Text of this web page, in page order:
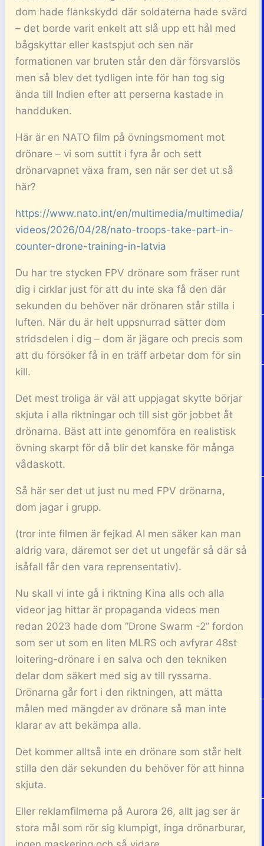
dom hade flankskydd där soldaterna hade svärd
– det borde varit enkelt att slå upp ett hål med
bågskyttar eller kastspjut och sen när
formationen var bruten står den där försvarslös
men så blev det tydligen inte för han tog sig
ända till Indien efter att perserna kastade in
handduken.
Här är en NATO film på övningsmoment mot
drönare – vi som suttit i fyra år och sett
drönarvapnet växa fram, sen när ser det ut så
här?
https://www.nato.int/en/multimedia/multimedia/
videos/2026/04/28/nato-troops-take-part-in-
counter-drone-training-in-latvia
Du har tre stycken FPV drönare som fräser runt
dig i cirklar just för att du inte ska få den där
sekunden du behöver när drönaren står stilla i
luften. När du är helt uppsnurrad sätter dom
stridsdelen i dig – dom är jägare och precis som
att du försöker få in en träff arbetar dom för sin
kill.
Det mest troliga är väl att uppjagat skytte börjar
skjuta i alla riktningar och till sist gör jobbet åt
drönarna. Bäst att inte genomföra en realistisk
övning skarpt för då blir det kanske för många
vådaskott.
Så här ser det ut just nu med FPV drönarna,
dom jagar i grupp.
(tror inte filmen är fejkad AI men säker kan man
aldrig vara, däremot ser det ut ungefär så där så
isåfall får den vara reprensentativ).
Nu skall vi inte gå i riktning Kina alls och alla
videor jag hittar är propaganda videos men
redan 2023 hade dom ”Drone Swarm -2” fordon
som ser ut som en liten MLRS och avfyrar 48st
loitering-drönare i en salva och den tekniken
delar dom säkert med sig av till ryssarna.
Drönarna går fort i den riktningen, att mätta
målen med mängder av drönare så man inte
klarar av att bekämpa alla.
Det kommer alltså inte en drönare som står helt
stilla den där sekunden du behöver för att hinna
skjuta.
Eller reklamfilmerna på Aurora 26, allt jag ser är
stora mål som rör sig klumpigt, inga drönarburar,